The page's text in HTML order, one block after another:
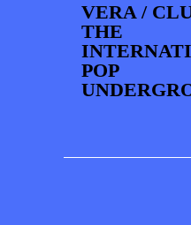
VERA /
THE
POP